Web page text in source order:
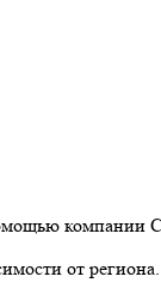
от региона.